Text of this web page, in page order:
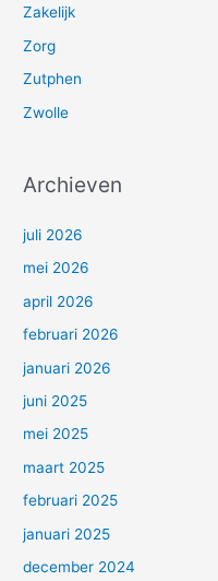
Zakelijk
Zorg
Zutphen
Zwolle
Archieven
juli 2026
mei 2026
april 2026
februari 2026
januari 2026
juni 2025
mei 2025
maart 2025
februari 2025
januari 2025
december 2024